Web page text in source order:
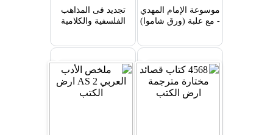
موسوعة الإمام المهدي
- مع علبة (ورق شاموا)
تجديد فى المذاهب
الفلسفية والكلامية